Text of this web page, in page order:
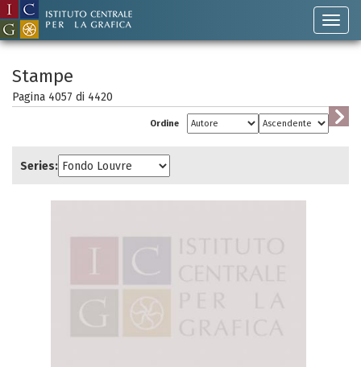
Stampe
Pagina 4057 di 4420
Ordine
Series: